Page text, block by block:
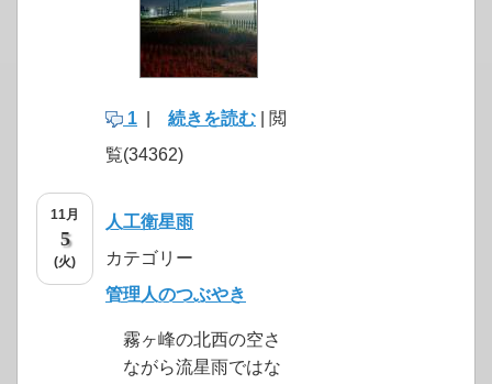
1 続きを読む | 閲
覧(34362)
11月
5
(火)
人工衛星雨
カテゴリー
管理人のつぶやき
霧ヶ峰の北西の空さ
ながら流星雨ではな